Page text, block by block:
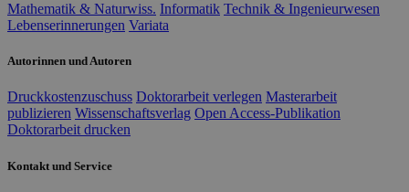
Mathematik & Naturwiss. Informatik Technik & Ingenieurwesen
Lebenserinnerungen Variata
Autorinnen und Autoren
Druckkostenzuschuss Doktorarbeit verlegen Masterarbeit
publizieren Wissenschaftsverlag Open Access-Publikation
Doktorarbeit drucken
Kontakt und Service